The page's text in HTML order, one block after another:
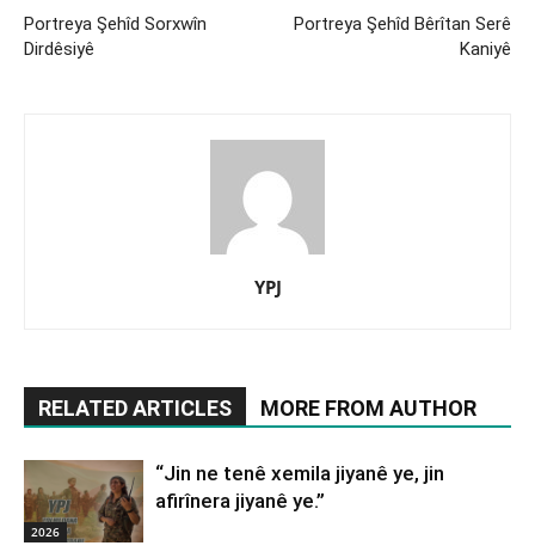
Portreya Şehîd Sorxwîn
Dirdêsiyê
Portreya Şehîd Bêrîtan Serê
Kaniyê
YPJ
RELATED ARTICLES MORE FROM AUTHOR
2026
“Jin ne tenê xemila jiyanê ye, jin
afirînera jiyanê ye.”